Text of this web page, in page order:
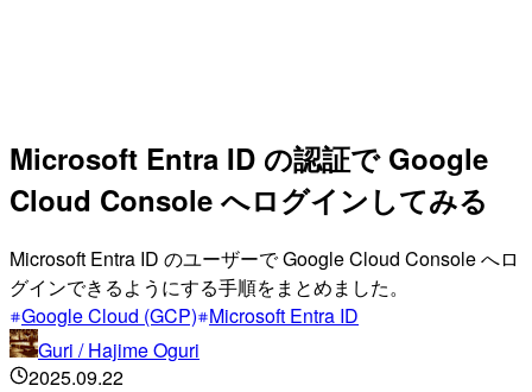
Microsoft Entra ID の認証で Google
Cloud Console へログインしてみる
Microsoft Entra ID のユーザーで Google Cloud Console へロ
グインできるようにする手順をまとめました。
Google Cloud (GCP) Microsoft Entra ID
Guri / Hajime Oguri
2025.09.22